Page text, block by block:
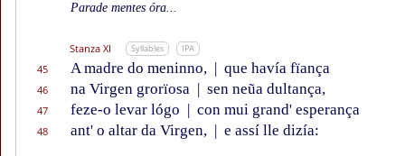
Parade mentes óra...
Stanza XI Syllables IPA
45 A madre do meninno, | que havía fïança
46 na Virgen grorïosa | sen neũa dultança,
47 feze-o levar lógo | con mui grand' esperança
48 ant' o altar da Virgen, | e assí lle dizía: